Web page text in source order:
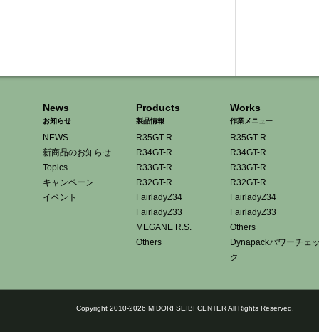
News
お知らせ
NEWS
新商品のお知らせ
Topics
キャンペーン
イベント
Products
製品情報
R35GT-R
R34GT-R
R33GT-R
R32GT-R
FairladyZ34
FairladyZ33
MEGANE R.S.
Others
Works
作業メニュー
R35GT-R
R34GT-R
R33GT-R
R32GT-R
FairladyZ34
FairladyZ33
Others
Dynapackパワーチェ
ク
Copyright 2010-2026 MIDORI SEIBI CENTER All Rights Reserved.